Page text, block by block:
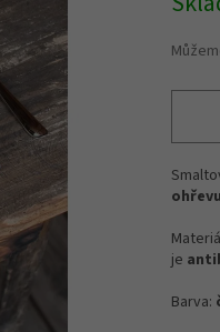
cena:
ohřevu
je
Barva: